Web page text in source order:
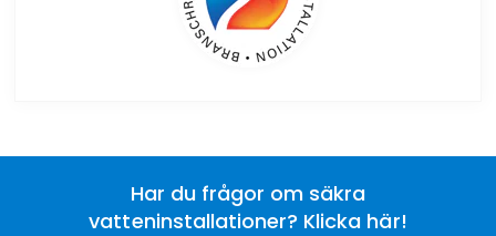
Har du frågor om säkra
vatteninstallationer? Klicka här!